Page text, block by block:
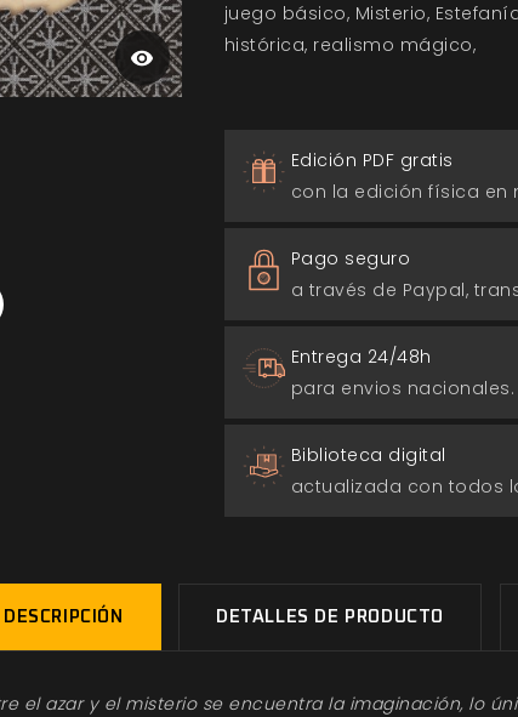
juego básico Misterio
histórica realismo mágico
Edición PDF gratis
con la edición física en
Pago seguro
a través de Paypal,
Entrega 24/48h
para envios nacionales.
Biblioteca digital
actualizada con todos
DESCRIPCIÓN DETALLES DE PRODUCTO
el azar y el misterio se encuentra la imaginación, lo